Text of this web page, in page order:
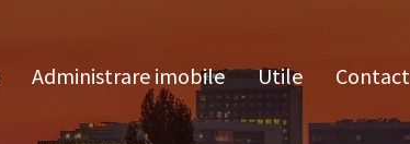
Administrare imobile Utile Contact